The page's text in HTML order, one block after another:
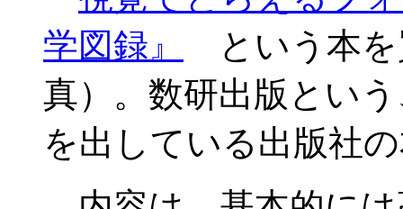
学図録』
という本を
真）。数研出版とい
を出している出版社